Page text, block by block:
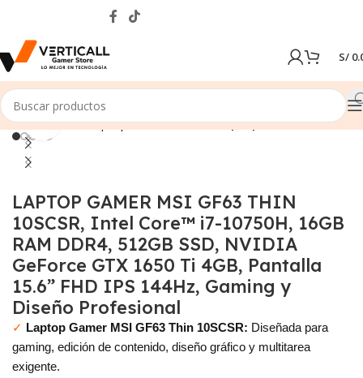
S/
Inicio Tienda Laptops & Notebooks Laptop Gamer
SALE
Click to enlarge
LAPTOP GAMER MSI GF63 THIN
10SCSR, Intel Core™ i7-10750H, 16GB
RAM DDR4, 512GB SSD, NVIDIA
GeForce GTX 1650 Ti 4GB, Pantalla
15.6” FHD IPS 144Hz, Gaming y
Diseño Profesional
✓ Laptop Gamer MSI GF63 Thin 10SCSR: Diseñada para
gaming, edición de contenido, diseño gráfico y multitarea
exigente.